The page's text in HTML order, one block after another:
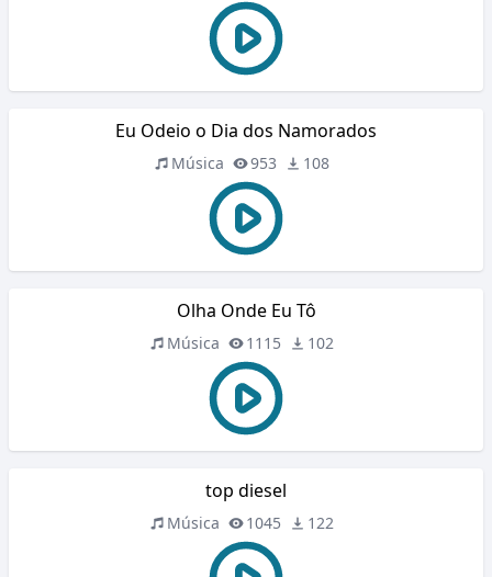
Eu Odeio o Dia dos Namorados
Música 953 108
Olha Onde Eu Tô
Música 1115 102
top diesel
Música 1045 122